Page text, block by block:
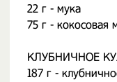
22 г - мука
75 г - кокосовая
КЛУБНИЧНОЕ
187 г -